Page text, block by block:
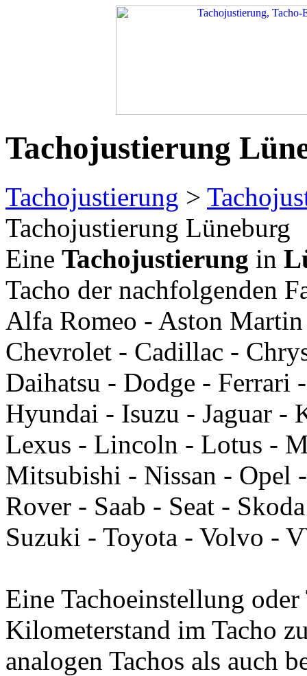
Tachojustierung
Tachojustierung >
Tachojustierung Lüneburg
Eine Tachojustierung in
Tacho der nachfolgenden
Alfa Romeo - Aston
Chevrolet - Cadillac -
Daihatsu - Dodge -
Hyundai - Isuzu - Jaguar -
Lexus - Lincoln - Lotus -
Mitsubishi - Nissan - Opel
Rover - Saab - Seat -
Suzuki - Toyota - Volvo -
Eine Tachoeinstellung
Kilometerstand im Tacho
analogen Tachos als auch